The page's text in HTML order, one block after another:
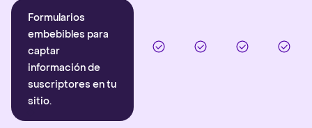
Formularios
embebibles para
captar
información de
suscriptores en tu
sitio.